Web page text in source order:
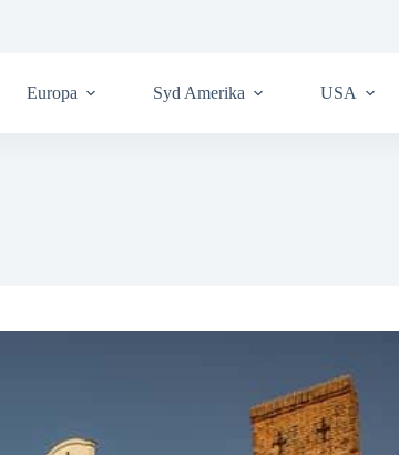
Europa Syd Amerika USA